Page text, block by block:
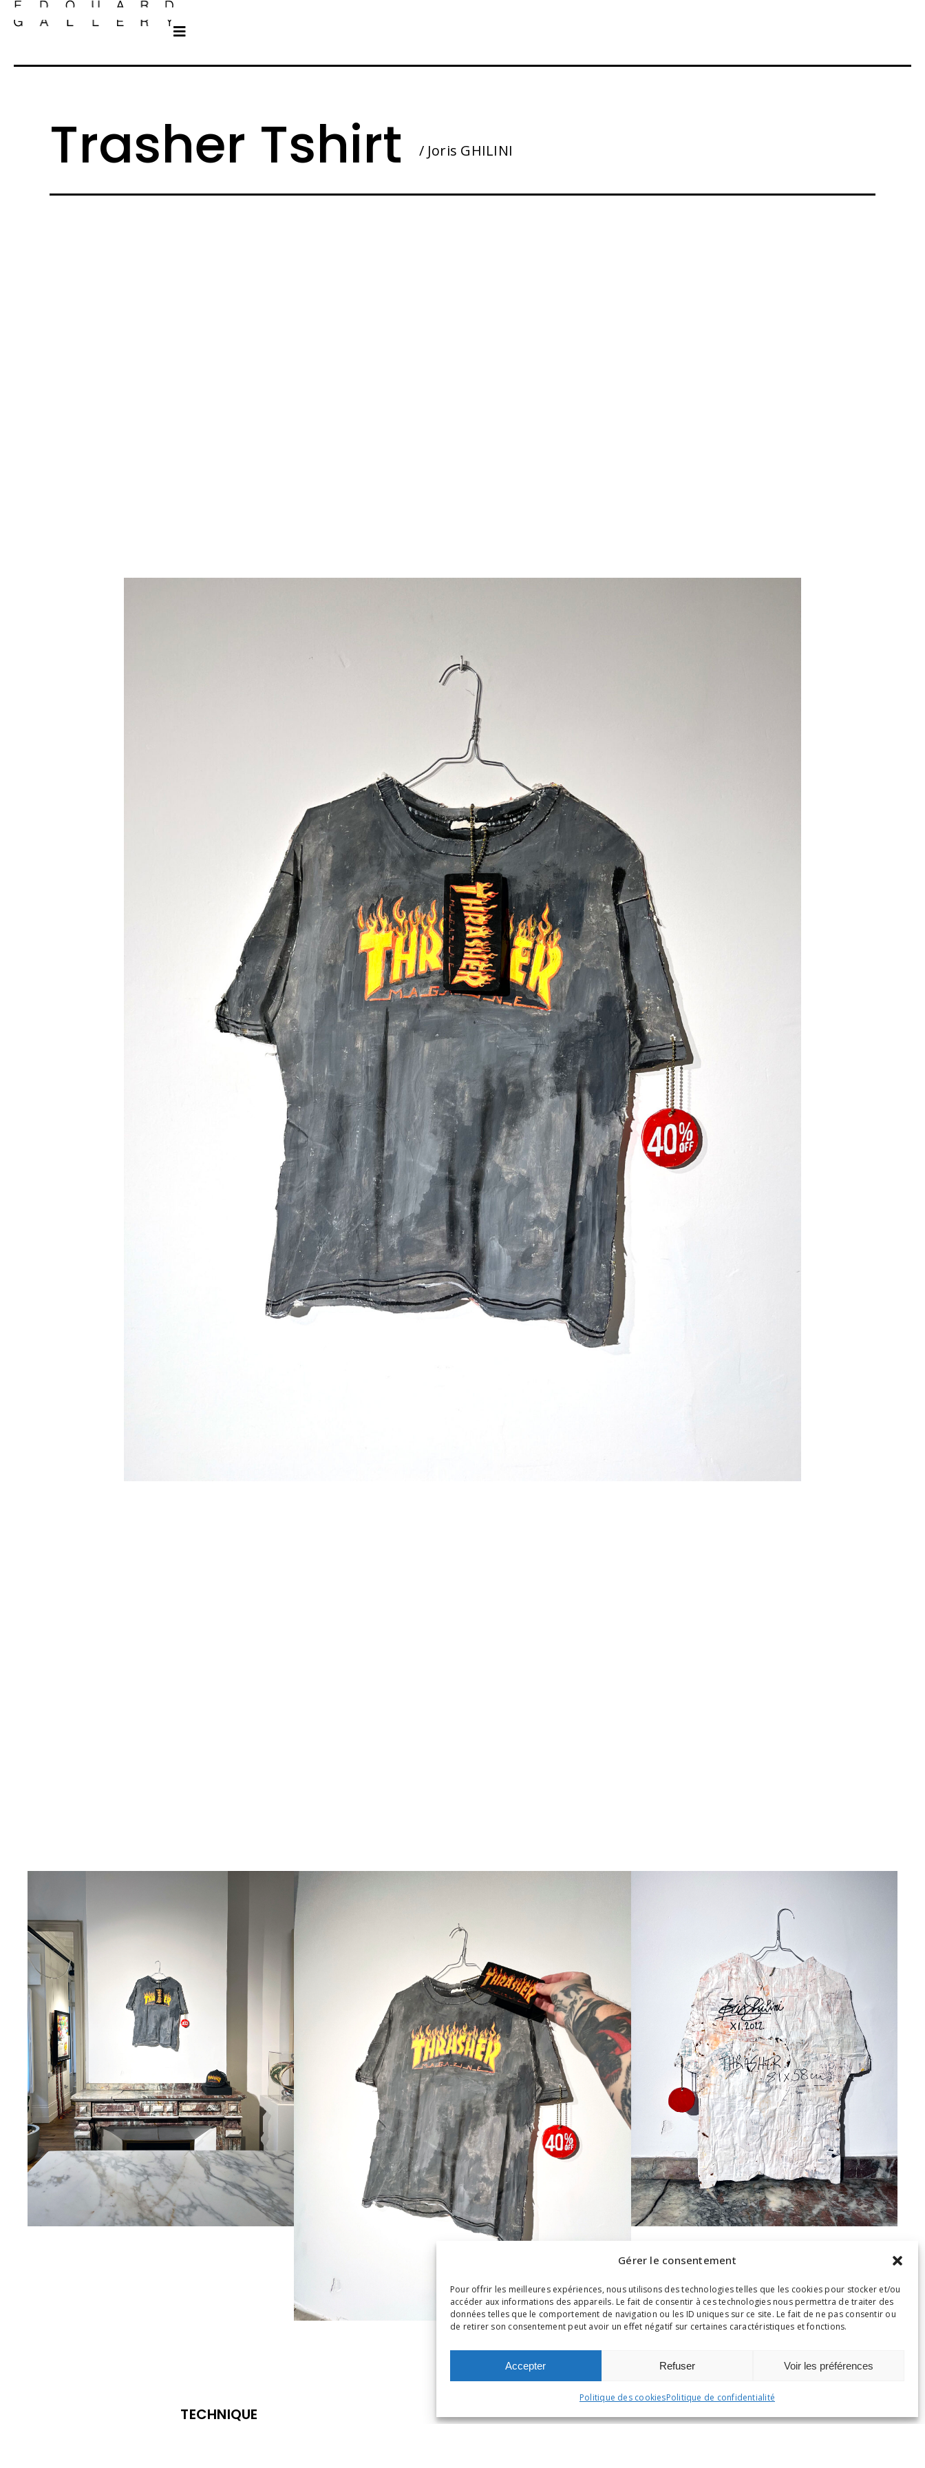
Gérer le consentement
Pour offrir les meilleures expériences, nous utilisons des technologies telles que les cookies pour stocker et/ou
accéder aux informations des appareils. Le fait de consentir à ces technologies nous permettra de traiter des
données telles que le comportement de navigation ou les ID uniques sur ce site. Le fait de ne pas consentir ou
de retirer son consentement peut avoir un effet négatif sur certaines caractéristiques et fonctions.
Accepter Refuser Voir les préférences
Politique des cookiesPolitique de confidentialité
Trasher Tshirt / Joris GHILINI
TECHNIQUE